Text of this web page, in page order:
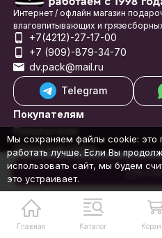
В
Главная Каталог
Интернет / офлайн магазин
влаговпитывающих и
+7(4212)-27-17-00
+7 (909)-879-34-70
dv.pack@mail.ru
Telegram
Покупателям
Покупателю
Обратная связь
© 1998-2026 Еврогифт
Мы сохраняем файлы cookie: это
работать лучше. Если Вы
использовать сайт, мы будем
это устраивает.